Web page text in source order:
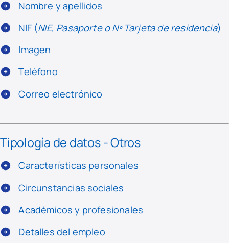
Nombre y apellidos
NIF (NIE, Pasaporte o Nº Tarjeta de residencia)
Imagen
Teléfono
Correo electrónico
Tipología de datos - Otros
Características personales
Circunstancias sociales
Académicos y profesionales
Detalles del empleo